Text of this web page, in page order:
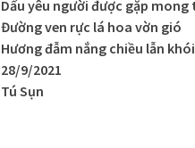
Dấu yêu người được gặp
Đường ven rực lá hoa vờn gió
Hương đẫm nắng chiều lẫn
28/9/2021
Tú Sụn